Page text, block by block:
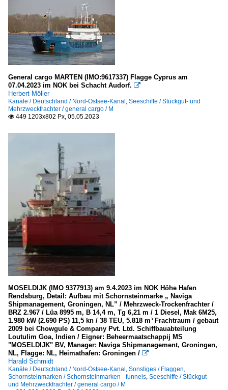
General cargo MARTEN (IMO:9617337) Flagge Cyprus am
07.04.2023 im NOK bei Schacht Audorf. 
Herbert Möller
Kanäle / Deutschland / Nord-Ostsee-Kanal , Seeschiffe / Stückgut- und
Mehrzweckfrachter / general cargo / M
 449 1203x802 Px, 05.05.2023
MOSELDIJK (IMO 9377913) am 9.4.2023 im NOK Höhe Hafen
Rendsburg, Detail: Aufbau mit Schornsteinmarke „ Naviga
Shipmanagement, Groningen, NL” / Mehrzweck-Trockenfrachter /
BRZ 2.967 / Lüa 8995 m, B 14,4 m, Tg 6,21 m / 1 Diesel, Mak 6M25,
1.980 kW (2.690 PS) 11,5 kn / 38 TEU, 5.818 m³ Frachtraum / gebaut
2009 bei Chowgule & Company Pvt. Ltd. Schiffbauabteilung
Loutulim Goa, Indien / Eigner: Beheermaatschappij MS
"MOSELDIJK" BV, Manager: Naviga Shipmanagement, Groningen,
NL, Flagge: NL, Heimathafen: Groningen / 
Harald Schmidt
Kanäle / Deutschland / Nord-Ostsee-Kanal , Sonstiges / Flaggen,
Schornsteinmarken / Schornsteinmarken - funnels, Seeschiffe / Stückgut-
und Mehrzweckfrachter / general cargo / M